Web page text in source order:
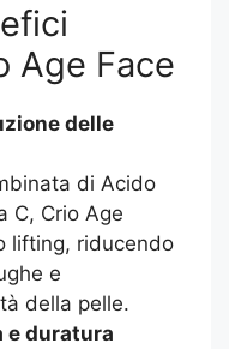
Age Face
delle
di Acido
C, Crio Age
lifting, riducendo
e
della pelle.
e duratura